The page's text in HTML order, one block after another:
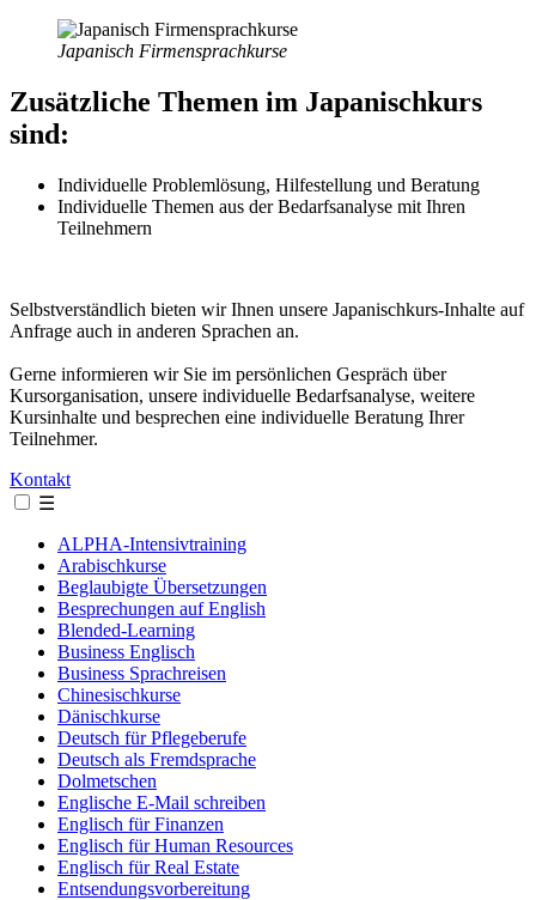
Japanisch Firmensprachkurse
Zusätzliche Themen im Japanischkurs
sind:
Individuelle Problemlösung, Hilfestellung und Beratung
Individuelle Themen aus der Bedarfsanalyse mit Ihren
Teilnehmern
Selbstverständlich bieten wir Ihnen unsere Japanischkurs-Inhalte auf
Anfrage auch in anderen Sprachen an.
Gerne informieren wir Sie im persönlichen Gespräch über
Kursorganisation, unsere individuelle Bedarfsanalyse, weitere
Kursinhalte und besprechen eine individuelle Beratung Ihrer
Teilnehmer.
Kontakt
☰
ALPHA-Intensivtraining
Arabischkurse
Beglaubigte Übersetzungen
Besprechungen auf English
Blended-Learning
Business Englisch
Business Sprachreisen
Chinesischkurse
Dänischkurse
Deutsch für Pflegeberufe
Deutsch als Fremdsprache
Dolmetschen
Englische E-Mail schreiben
Englisch für Finanzen
Englisch für Human Resources
Englisch für Real Estate
Entsendungsvorbereitung